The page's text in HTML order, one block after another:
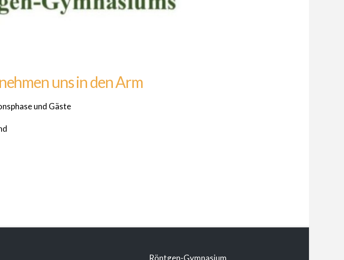
uns in den Arm
und Gäste
Röntgen-Gymnasium